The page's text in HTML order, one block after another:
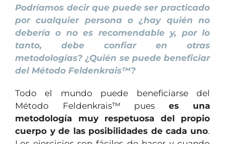
Podríamos decir que puede ser practicado
por cualquier persona o ¿hay quién no
debería o no es recomendable y, por lo
tanto, debe confiar en otras
metodologías? ¿Quién se puede beneficiar
del Método Feldenkrais™?
Todo el mundo puede beneficiarse del
Método Feldenkrais™ pues es una
metodología muy respetuosa del propio
cuerpo y de las posibilidades de cada uno.